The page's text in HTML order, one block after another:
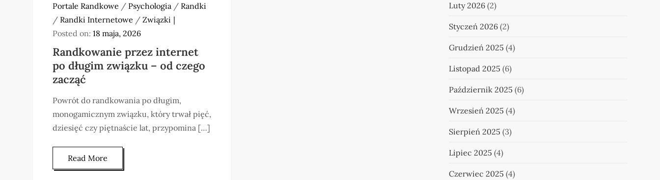
Portale Randkowe / Psychologia / Randki
/ Randki Internetowe /Związki
Posted on:18 maja, 2026
Randkowanie przez internet
po długim związku – od czego
zacząć
Powrót do randkowania po długim,
monogamicznym związku, który trwał pięć,
dziesięć czy piętnaście lat, przypomina […]
Read More
Luty 2026(2)
Styczeń 2026(2)
Grudzień 2025 (4)
Listopad 2025 (6)
Październik 2025 (6)
Wrzesień 2025 (4)
Sierpień 2025 (3)
Lipiec 2025 (4)
Czerwiec 2025 (4)